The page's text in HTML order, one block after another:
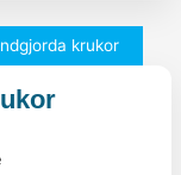
krukor